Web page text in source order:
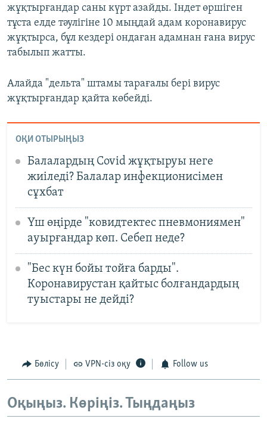
жұқтырғандар саны күрт азайды. Індет өршіген
тұста елде тәулігіне 10 мыңдай адам коронавирус
жұқтырса, бұл кездері ондаған адамнан ғана вирус
табылып жатты.
Алайда "дельта" штамы тарағалы бері вирус
жұқтырғандар қайта көбейді.
ОҚИ ОТЫРЫҢЫЗ
Балалардың Covid жұқтыруы неге
жиіледі? Балалар инфекционисімен
сұхбат
Үш өңірде "ковидтектес пневмониямен"
ауырғандар көп. Себеп неде?
"Бес күн бойы тойға барды".
Коронавирустан қайтыс болғандардың
туыстары не дейді?
Бөлісу VPN-сіз оқу Follow us
Оқыңыз. Көріңіз. Тыңдаңыз